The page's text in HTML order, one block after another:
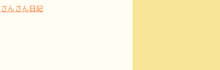
さんさん日記